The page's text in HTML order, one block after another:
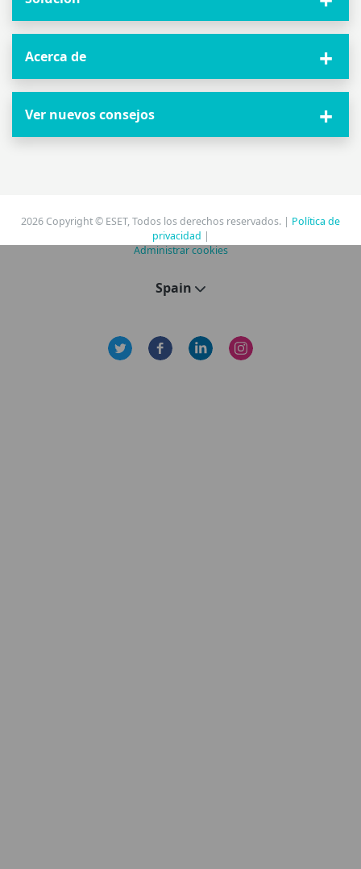
Acerca de
Ver nuevos consejos
2026 Copyright © ESET, Todos los derechos reservados. | Política de
privacidad |
Administrar cookies
Spain